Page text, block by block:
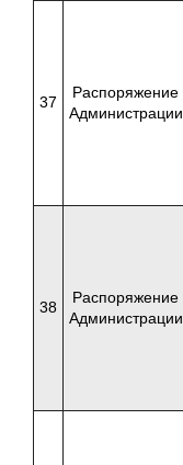
37
Распоряжение
Администрации
38
Распоряжение
Администрации